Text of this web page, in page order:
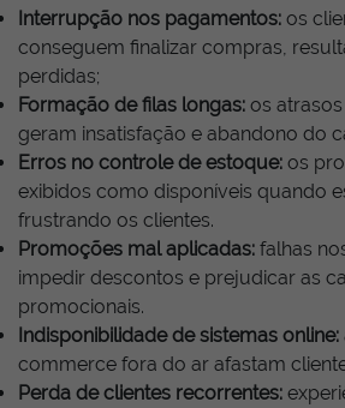
Interrupção nos pagamentos: os
conseguem finalizar compras,
perdidas;
Formação de filas longas: os
geram insatisfação e abandono do
Erros no controle de estoque: os
exibidos como disponíveis quando
frustrando os clientes.
Promoções mal aplicadas: falhas
impedir descontos e prejudicar as
promocionais.
Indisponibilidade de sistemas online:
commerce fora do ar afastam
Perda de clientes recorrentes: